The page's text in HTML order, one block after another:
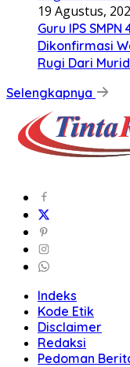
19 Agustus,
Guru IPS
Dikonfirmasi
Rugi Dari
Selengkapnya
Indeks
Kode Etik
Disclaimer
Redaksi
Pedoman